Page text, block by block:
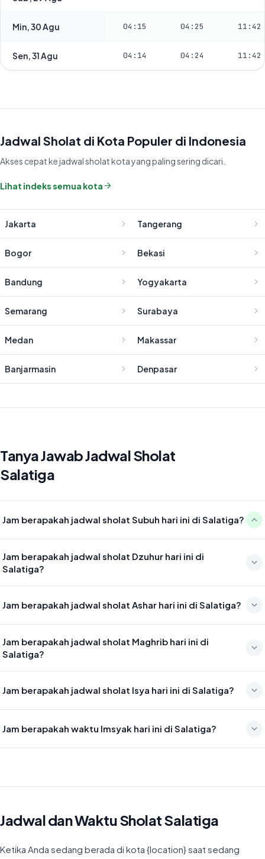
Min, 30 Agu 04:15 04:25 11:42
Sen, 31 Agu 04:14 04:24 11:42
Jadwal Sholat di Kota Populer di Indonesia
Akses cepat ke jadwal sholat kota yang paling sering dicari.
Lihat indeks semua kota
Jakarta Tangerang
Bogor Bekasi
Bandung Yogyakarta
Semarang Surabaya
Medan Makassar
Banjarmasin Denpasar
Tanya Jawab Jadwal Sholat
Salatiga
Jam berapakah jadwal sholat Subuh hari ini di Salatiga?
Jam berapakah jadwal sholat Dzuhur hari ini di
Salatiga?
Jam berapakah jadwal sholat Ashar hari ini di Salatiga?
Jam berapakah jadwal sholat Maghrib hari ini di
Salatiga?
Jam berapakah jadwal sholat Isya hari ini di Salatiga?
Jam berapakah waktu Imsyak hari ini di Salatiga?
Jadwal dan Waktu Sholat Salatiga
Ketika Anda sedang berada di kota {location} saat sedang